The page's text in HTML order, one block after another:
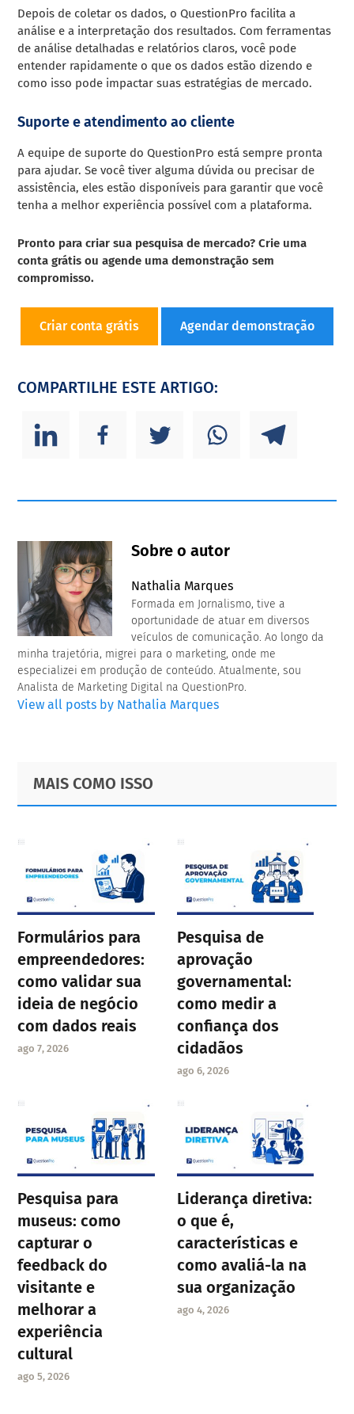
Depois de coletar os dados, o QuestionPro facilita a
análise e a interpretação dos resultados. Com ferramentas
de análise detalhadas e relatórios claros, você pode
entender rapidamente o que os dados estão dizendo e
como isso pode impactar suas estratégias de mercado.
Suporte e atendimento ao cliente
A equipe de suporte do QuestionPro está sempre pronta
para ajudar. Se você tiver alguma dúvida ou precisar de
assistência, eles estão disponíveis para garantir que você
tenha a melhor experiência possível com a plataforma.
Pronto para criar sua pesquisa de mercado? Crie uma
conta grátis ou agende uma demonstração sem
compromisso.
Criar conta grátis Agendar demonstração
COMPARTILHE ESTE ARTIGO:
Sobre o autor
Nathalia Marques
Formada em Jornalismo, tive a
oportunidade de atuar em diversos
veículos de comunicação. Ao longo da
minha trajetória, migrei para o marketing, onde me
especializei em produção de conteúdo. Atualmente, sou
Analista de Marketing Digital na QuestionPro.
View all posts by Nathalia Marques
Primary
Sidebar
Footer
MAIS COMO ISSO
Formulários para
empreendedores:
como validar sua
ideia de negócio
com dados reais
ago 7, 2026
Pesquisa de
aprovação
governamental:
como medir a
confiança dos
cidadãos
ago 6, 2026
Pesquisa para
museus: como
capturar o
feedback do
visitante e
melhorar a
experiência
cultural
ago 5, 2026
Liderança diretiva:
o que é,
características e
como avaliá-la na
sua organização
ago 4, 2026